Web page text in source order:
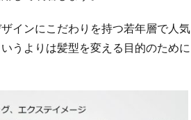
インにこだわりを持つ若年層で人気
うよりは髪型を変える目的のために